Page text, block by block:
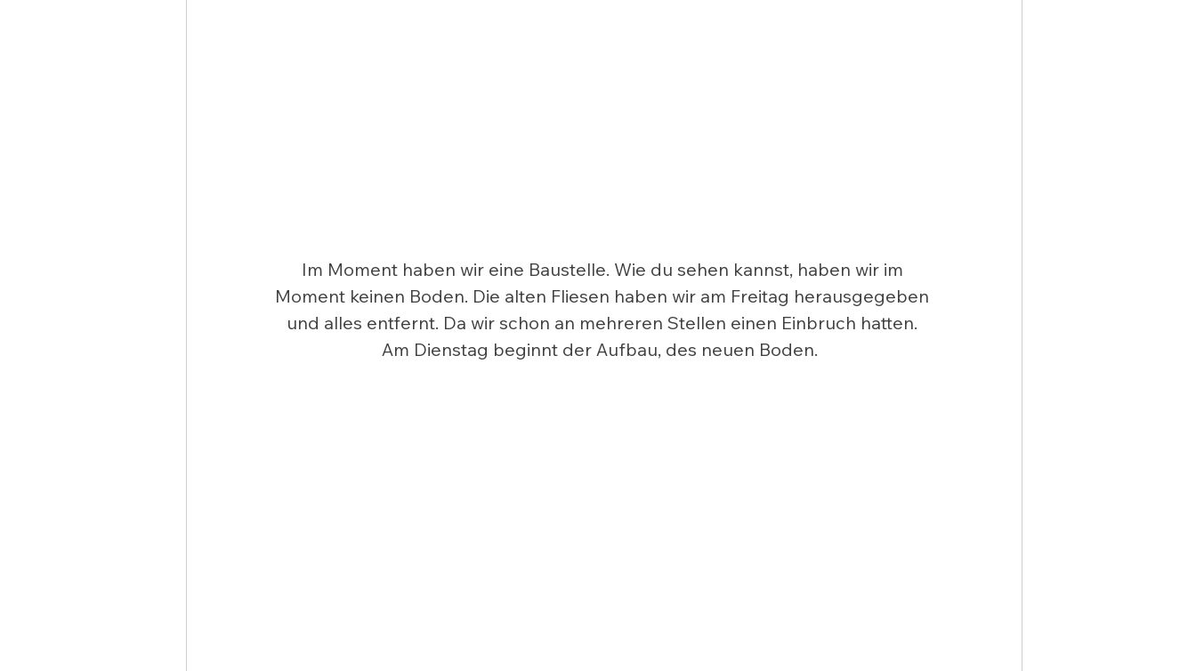
Im Moment haben wir eine Baustelle. Wie du sehen kannst, haben wir im
Moment keinen Boden. Die alten Fliesen haben wir am Freitag herausgegeben
und alles entfernt. Da wir schon an mehreren Stellen einen Einbruch hatten.
Am Dienstag beginnt der Aufbau, des neuen Boden.